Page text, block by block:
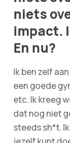
niets
impact.
En nu?
Ik ben zelf
een goede
etc. Ik kreeg
dat nog niet
steeds sh*t.